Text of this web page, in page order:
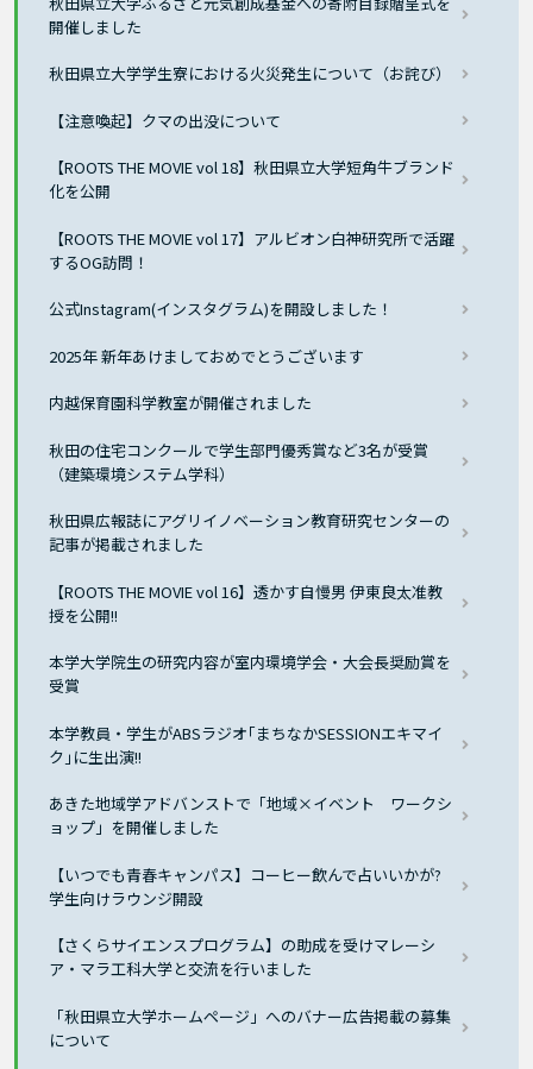
開催しました
秋田県立大学学生寮における火災発生について（お詫び）
【注意喚起】クマの出没について
【ROOTS THE MOVIE vol 18】秋田県立大学短角牛ブランド
化を公開
【ROOTS THE MOVIE vol 17】アルビオン白神研究所で活躍
するOG訪問！
公式Instagram(インスタグラム)を開設しました！
2025年 新年あけましておめでとうございます
内越保育園科学教室が開催されました
秋田の住宅コンクールで学生部門優秀賞など3名が受賞
（建築環境システム学科）
秋田県広報誌にアグリイノベーション教育研究センターの
記事が掲載されました
【ROOTS THE MOVIE vol 16】透かす自慢男 伊東良太准教
授を公開!!
本学大学院生の研究内容が室内環境学会・大会長奨励賞を
受賞
本学教員・学生がABSラジオ｢まちなかSESSIONエキマイ
ク｣に生出演!!
あきた地域学アドバンストで「地域×イベント ワークシ
ョップ」を開催しました
【いつでも青春キャンパス】コーヒー飲んで占いいかが?
学生向けラウンジ開設
【さくらサイエンスプログラム】の助成を受けマレーシ
ア・マラ工科大学と交流を行いました
「秋田県立大学ホームページ」へのバナー広告掲載の募集
について